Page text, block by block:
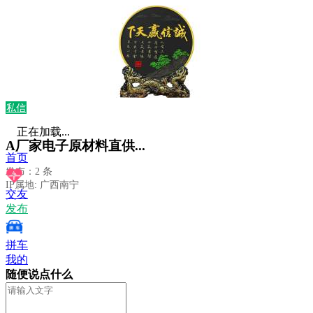
私信
A厂家电子原材料直供...
发布：2 条
IP属地: 广西南宁
正在加载...
首页
交友
发布
拼车
我的
随便说点什么